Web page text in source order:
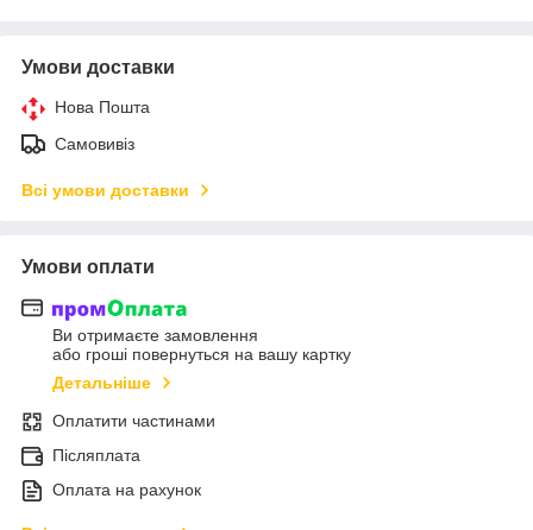
Умови доставки
Нова Пошта
Самовивіз
Всі умови доставки
Умови оплати
Ви отримаєте замовлення
або гроші повернуться на вашу картку
Детальніше
Оплатити частинами
Післяплата
Оплата на рахунок